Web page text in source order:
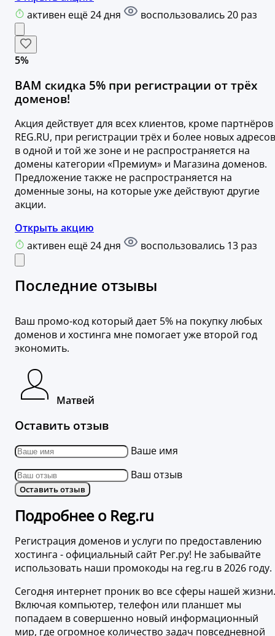
активен ещё 24 дня
воспользовались 20 раз
5%
ВАМ скидка 5% при регистрации от трёх
доменов!
Акция действует для всех клиентов, кроме партнёров
REG.RU, при регистрации трёх и более новых адресов
в одной и той же зоне и не распространяется на
домены категории «Премиум» и Магазина доменов.
Предложение также не распространяется на
доменные зоны, на которые уже действуют другие
акции.
Открыть акцию
активен ещё 24 дня
воспользовались 13 раз
Последние отзывы
Ваш промо-код который дает 5% на покупку любых
доменов и хостинга мне помогает уже второй год
экономить.
Матвей
Оставить отзыв
Ваше имя
Ваш отзыв
Оставить отзыв
Подробнее о Reg.ru
Регистрация доменов и услуги по предоставлению
хостинга - официальный сайт Рег.ру! Не забывайте
использовать наши промокоды на reg.ru в 2026 году.
Сегодня интернет проник во все сферы нашей жизни.
Включая компьютер, телефон или планшет мы
попадаем в совершенно новый информационный
мир, где огромное количество задач повседневной